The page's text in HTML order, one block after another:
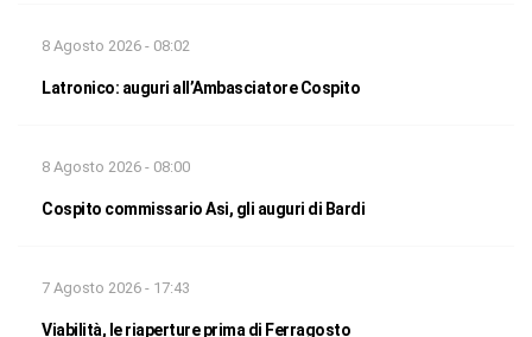
8 Agosto 2026 - 08:02
Latronico: auguri all’Ambasciatore Cospito
8 Agosto 2026 - 08:00
Cospito commissario Asi, gli auguri di Bardi
7 Agosto 2026 - 17:43
Viabilità, le riaperture prima di Ferragosto